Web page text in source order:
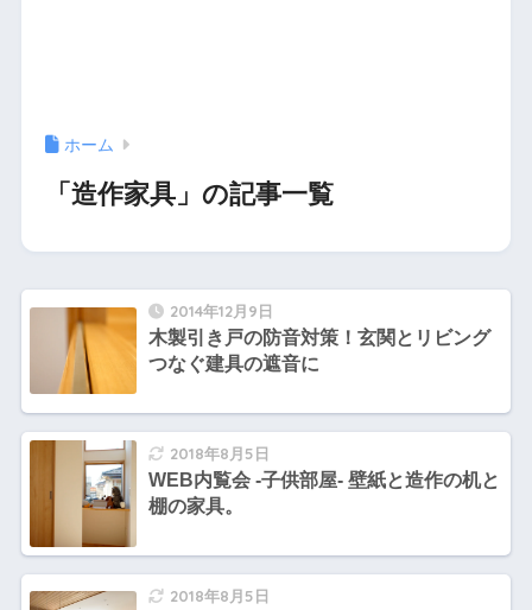
ホーム
「造作家具」の記事一覧
2014年12月9日
木製引き戸の防音対策！玄関とリビング
つなぐ建具の遮音に
2018年8月5日
WEB内覧会 -子供部屋- 壁紙と造作の机と
棚の家具。
2018年8月5日